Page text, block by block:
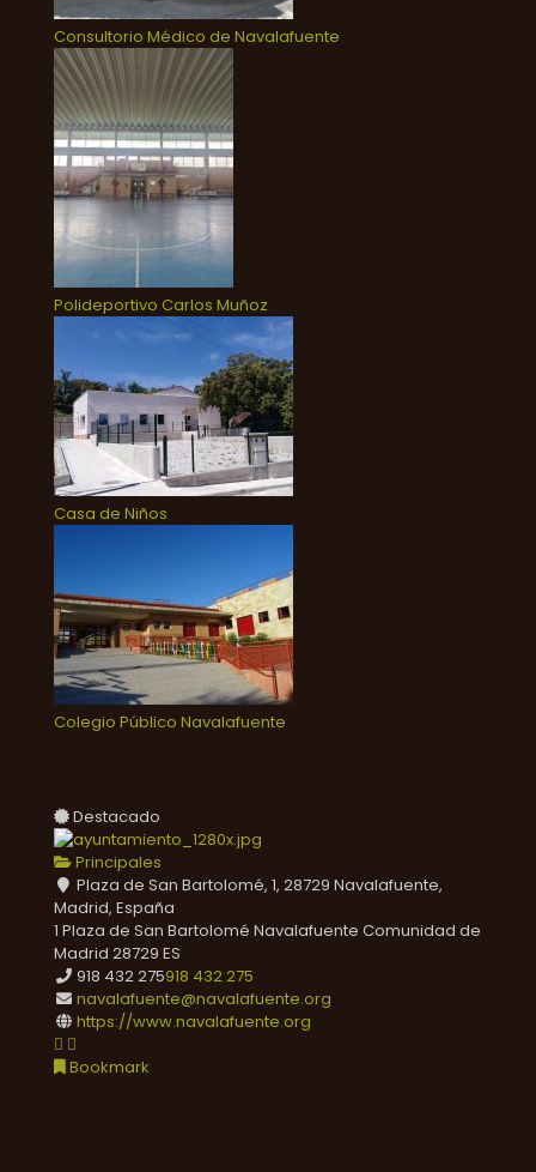
Consultorio Médico de Navalafuente
Polideportivo Carlos Muñoz
Casa de Niños
Colegio Público Navalafuente
Destacado
Principales
Plaza de San Bartolomé, 1, 28729 Navalafuente,
Madrid, España
1 Plaza de San Bartolomé Navalafuente Comunidad de
Madrid 28729 ES
918 432 275918 432 275
navalafuente@navalafuente.org
https://www.navalafuente.org
Bookmark